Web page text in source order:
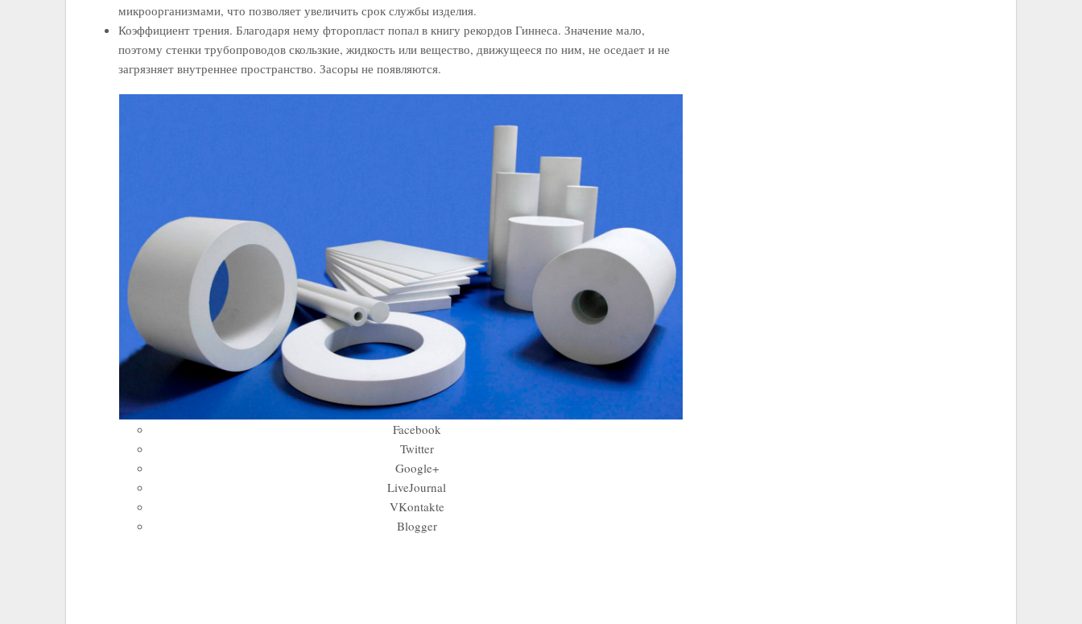
микроорганизмами, что позволяет увеличить срок службы изделия.
Коэффициент трения. Благодаря нему фторопласт попал в книгу рекордов Гиннеса. Значение мало,
поэтому стенки трубопроводов скользкие, жидкость или вещество, движущееся по ним, не оседает и не
загрязняет внутреннее пространство. Засоры не появляются.
Facebook
Twitter
Google+
LiveJournal
VKontakte
Blogger